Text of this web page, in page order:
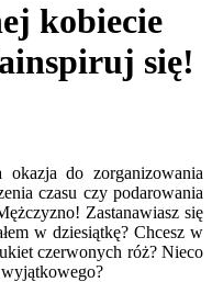
kobiecie
się!
do zorganizowania
czasu czy podarowania
Zastanawiasz się
w dziesiątkę? Chcesz w
czerwonych róż? Nieco